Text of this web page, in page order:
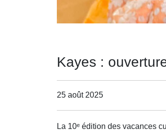
Kayes :
25 août 2025
La 10ᵉ édition des vacances